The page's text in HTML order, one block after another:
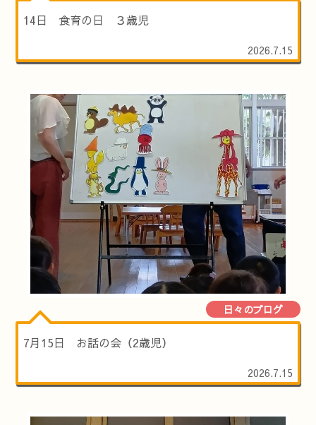
14日 食育の日 ３歳児
2026.7.15
日々のブログ
7月15日 お話の会（2歳児）
2026.7.15